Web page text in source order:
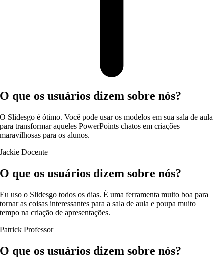
O que os usuários dizem sobre nós?
O Slidesgo é ótimo. Você pode usar os modelos em sua sala de aula
para transformar aqueles PowerPoints chatos em criações
maravilhosas para os alunos.
Jackie Docente
O que os usuários dizem sobre nós?
Eu uso o Slidesgo todos os dias. É uma ferramenta muito boa para
tornar as coisas interessantes para a sala de aula e poupa muito
tempo na criação de apresentações.
Patrick Professor
O que os usuários dizem sobre nós?